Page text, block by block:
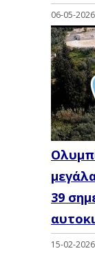
06-05-2026
39
15-02-2026